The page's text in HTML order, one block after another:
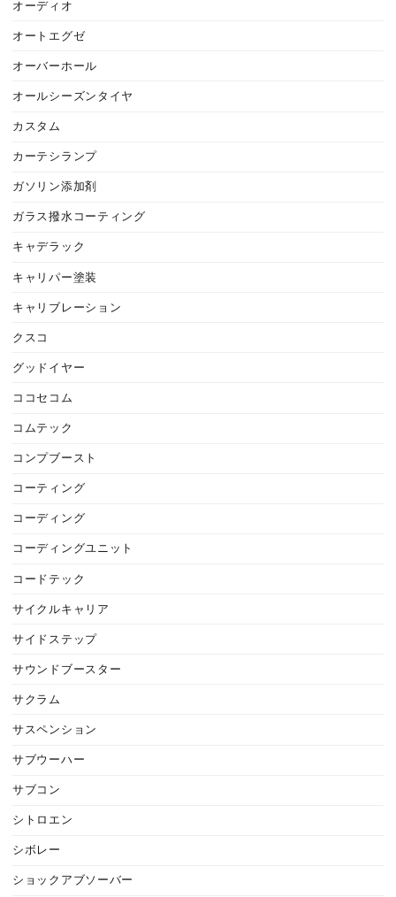
オーディオ
オートエグゼ
オーバーホール
オールシーズンタイヤ
カスタム
カーテシランプ
ガソリン添加剤
ガラス撥水コーティング
キャデラック
キャリパー塗装
キャリブレーション
クスコ
グッドイヤー
ココセコム
コムテック
コンプブースト
コーティング
コーディング
コーディングユニット
コードテック
サイクルキャリア
サイドステップ
サウンドブースター
サクラム
サスペンション
サブウーハー
サブコン
シトロエン
シボレー
ショックアブソーバー